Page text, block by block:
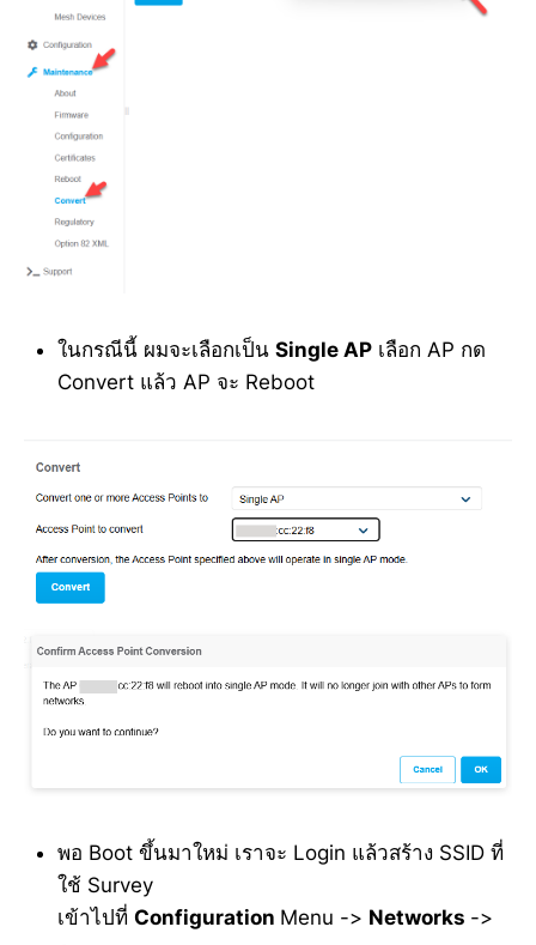
ในกรณีนี้ ผมจะเลือกเป็น Single AP เลือก AP กด
Convert แล้ว AP จะ Reboot
พอ Boot ขึ้นมาใหม่ เราจะ Login แล้วสร้าง SSID ที่
ใช้ Survey
เข้าไปที่ Configuration Menu -> Networks ->